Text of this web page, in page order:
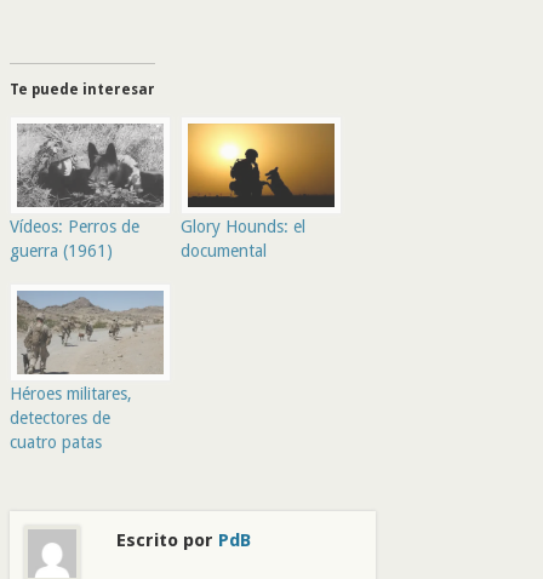
Te puede interesar
Vídeos: Perros de
guerra (1961)
Glory Hounds: el
documental
Héroes militares,
detectores de
cuatro patas
Escrito por PdB